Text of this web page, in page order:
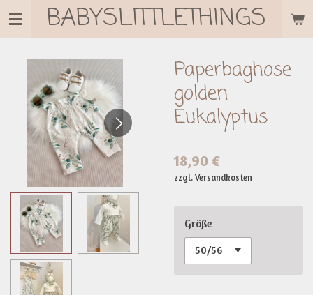
Zum
HauptinhaltBABYSLITTLETHINGS
Paperbaghose
golden
Eukalyptus
18,90 €
zzgl. Versandkosten
Größe